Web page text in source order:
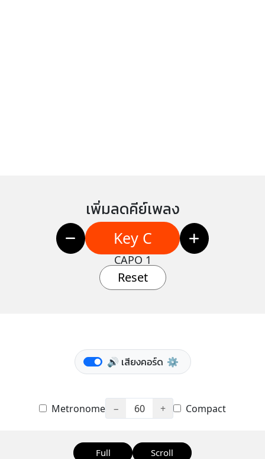
เพิ่มลดคีย์เพลง
Key C
CAPO 1
Reset
🔊 เสียงคอร์ด ⚙️
Metronome − 60 + Compact
Full Scroll